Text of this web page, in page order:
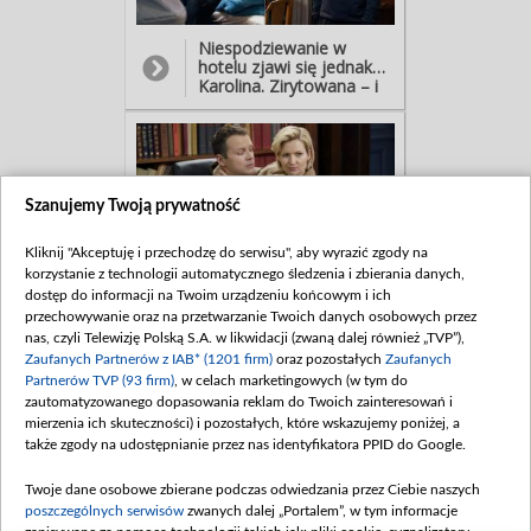
drinków, pogadają z nami
o tym i o tamtym...
Niespodziewanie w
hotelu zjawi się jednak…
Karolina. Zirytowana – i
gotowa sprowadzić
ukochanego na ziemię! -
Drugą noc z rzędu nie
wracasz do domu!(…)
Sypiasz z tą lalunią z
recepcji? - To tylko
koleżanka… - Jak ja
na początku też byłam
tylko twoją koleżanką! A
potem mnie zaciągnąłeś
do łóżka! - O ile sobie
przypominam, sama do
niego weszłaś… - Bo
byłam głupia!
Po kilku godzinach o
imprezach w pokoju
Rafała dowie się za to
Bożena - i postanowi
niechcianego gościa
wyrzucić. - Nie chcę
powtórki z wieczoru
kawalerskiego Marka
Złotego! Sporo nas
Gdy Bruno zapowie
biznesmenowi, że ma się
wyprowadzić, jego kolega
Szanujemy Twoją prywatność
Kliknij "Akceptuję i przechodzę do serwisu", aby wyrazić zgody na
korzystanie z technologii automatycznego śledzenia i zbierania danych,
dostęp do informacji na Twoim urządzeniu końcowym i ich
przechowywanie oraz na przetwarzanie Twoich danych osobowych przez
nas, czyli Telewizję Polską S.A. w likwidacji (zwaną dalej również „TVP”),
Zaufanych Partnerów z IAB* (1201 firm) oraz pozostałych Zaufanych
Partnerów TVP (93 firm) , w celach marketingowych (w tym do
zautomatyzowanego dopasowania reklam do Twoich zainteresowań i
mierzenia ich skuteczności) i pozostałych, które wskazujemy poniżej, a
także zgody na udostępnianie przez nas identyfikatora PPID do Google.
Twoje dane osobowe zbierane podczas odwiedzania przez Ciebie naszych
poszczególnych serwisów zwanych dalej „Portalem”, w tym informacje